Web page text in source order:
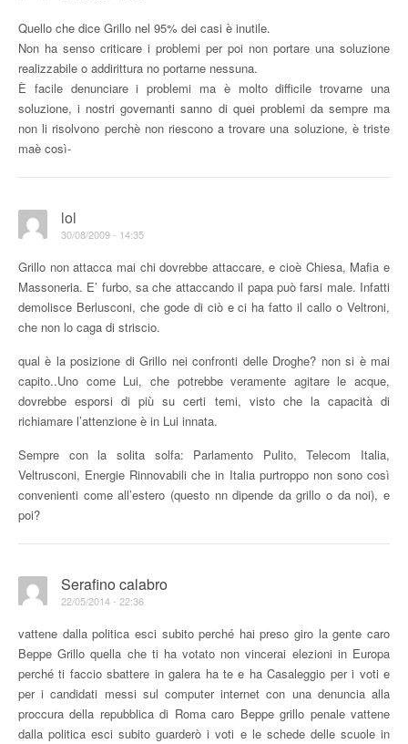
Quello che dice Grillo nel 95% dei casi è inutile.
Non ha senso criticare i problemi per poi non portare una soluzione
realizzabile o addirittura no portarne nessuna.
È facile denunciare i problemi ma è molto difficile trovarne una
soluzione, i nostri governanti sanno di quei problemi da sempre ma
non li risolvono perchè non riescono a trovare una soluzione, è triste
maè così-
lol
30/08/2009 - 14:35
Grillo non attacca mai chi dovrebbe attaccare, e cioè Chiesa, Mafia e
Massoneria. E’ furbo, sa che attaccando il papa può farsi male. Infatti
demolisce Berlusconi, che gode di ciò e ci ha fatto il callo o Veltroni,
che non lo caga di striscio.
qual è la posizione di Grillo nei confronti delle Droghe? non si è mai
capito..Uno come Lui, che potrebbe veramente agitare le acque,
dovrebbe esporsi di più su certi temi, visto che la capacità di
richiamare l’attenzione è in Lui innata.
Sempre con la solita solfa: Parlamento Pulito, Telecom Italia,
Veltrusconi, Energie Rinnovabili che in Italia purtroppo non sono così
convenienti come all’estero (questo nn dipende da grillo o da noi), e
poi?
Serafino calabro
22/05/2014 - 22:36
vattene dalla politica esci subito perché hai preso giro la gente caro
Beppe Grillo quella che ti ha votato non vincerai elezioni in Europa
perché ti faccio sbattere in galera ha te e ha Casaleggio per i voti e
per i candidati messi sul computer internet con una denuncia alla
proccura della repubblica di Roma caro Beppe grillo penale vattene
dalla politica esci subito guarderò i voti e le schede delle scuole in